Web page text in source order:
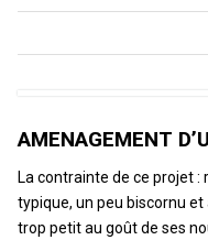
AMENAGEMENT
La contrainte de ce projet
typique, un peu biscornu
trop petit au goût de ses